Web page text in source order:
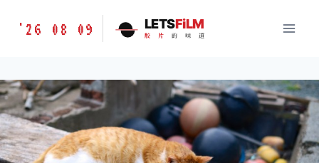
胶
味
道
LETSFILM
'26 08 09 LETSFiLM
胶 片 的 味 道